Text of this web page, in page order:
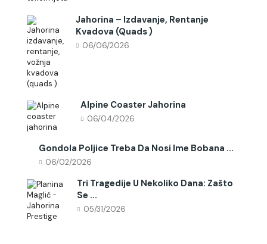
Jahorina – Izdavanje, Rentanje
Kvadova (quads )
06/06/2026
Alpine Coaster Jahorina
06/04/2026
Gondola Poljice Treba Da Nosi Ime Bobana ...
06/02/2026
Tri Tragedije U Nekoliko Dana: Zašto
Se ...
05/31/2026